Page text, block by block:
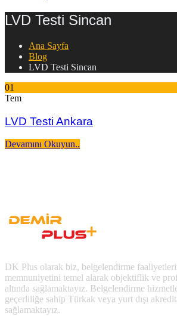
LVD Testi Sincan
Ana Sayfa
Blog
LVD Testi Sincan
01
Tem
LVD Testi Ankara
Devamını Okuyun..
DK Plus olarak biz, belgelendirme
memnuniyetini temel alarak objektiflik ve
altında sağlamaktayız. Belgelendirme
geçerliliğe sahip Türkak veya yurt dışı
sağlamaktayız.